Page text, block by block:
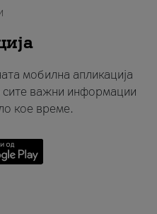
мобилна апликација
сите важни информации
кое време.